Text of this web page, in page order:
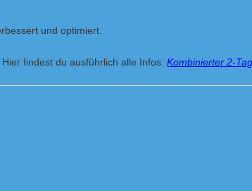
und optimiert.
Hier findest du ausführlich alle Infos:Kombinierter 2-